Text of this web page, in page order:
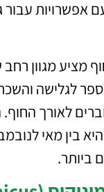
אפשרויות עבור
מציע מגוון
לגלישה
לאורך
בין מאי
ביותר.